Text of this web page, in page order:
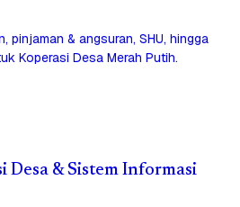
pinjaman & angsuran, SHU, hingga
Koperasi Desa Merah Putih.
Desa & Sistem Informasi